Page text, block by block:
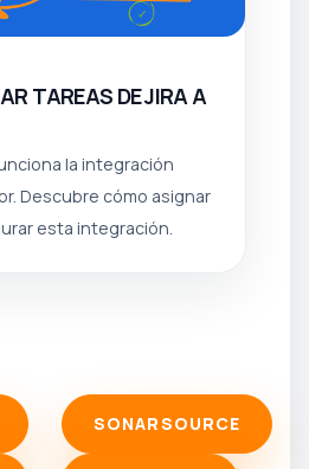
TAREAS DE JIRA A
la integración
Descubre cómo asignar
esta integración.
SONARSOURCE